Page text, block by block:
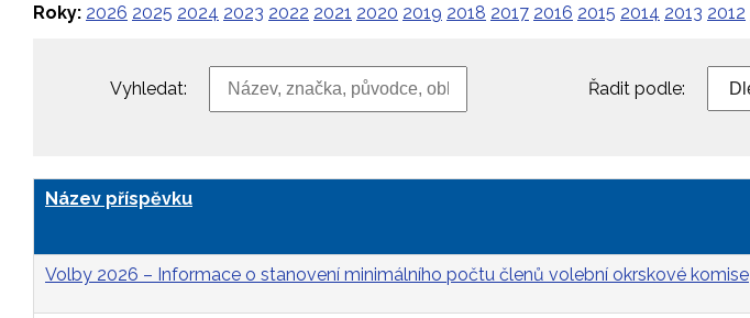
Roky: 2026 2025 2024 2023 2022 2021 2020 2019 2018 2017 2016 2015 2014 2013 2012
Vyhledat: Řadit podle:
Název příspěvku
Volby 2026 – Informace o stanovení minimálního počtu členů volební okrskové komise